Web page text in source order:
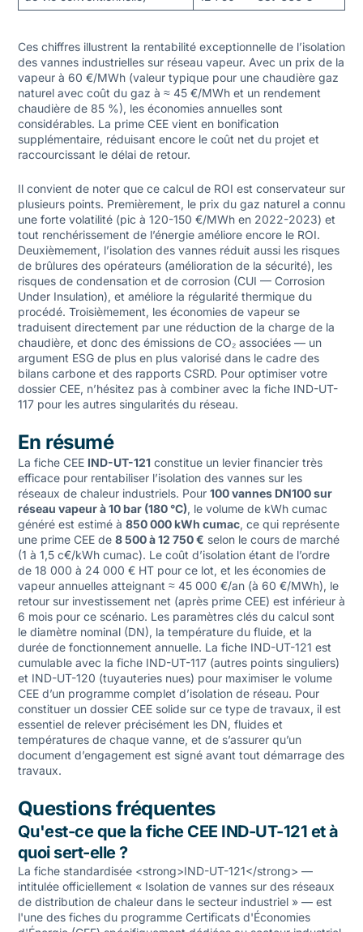
Ces chiffres illustrent la rentabilité exceptionnelle de l’isolation
des vannes industrielles sur réseau vapeur. Avec un prix de la
vapeur à 60 €/MWh (valeur typique pour une chaudière gaz
naturel avec coût du gaz à ≈ 45 €/MWh et un rendement
chaudière de 85 %), les économies annuelles sont
considérables. La prime CEE vient en bonification
supplémentaire, réduisant encore le coût net du projet et
raccourcissant le délai de retour.
Il convient de noter que ce calcul de ROI est conservateur sur
plusieurs points. Premièrement, le prix du gaz naturel a connu
une forte volatilité (pic à 120-150 €/MWh en 2022-2023) et
tout renchérissement de l’énergie améliore encore le ROI.
Deuxièmement, l’isolation des vannes réduit aussi les risques
de brûlures des opérateurs (amélioration de la sécurité), les
risques de condensation et de corrosion (CUI — Corrosion
Under Insulation), et améliore la régularité thermique du
procédé. Troisièmement, les économies de vapeur se
traduisent directement par une réduction de la charge de la
chaudière, et donc des émissions de CO₂ associées — un
argument ESG de plus en plus valorisé dans le cadre des
bilans carbone et des rapports CSRD. Pour optimiser votre
dossier CEE, n’hésitez pas à combiner avec la fiche IND-UT-
117pour les autres singularités du réseau.
En résumé
La fiche CEE IND-UT-121 constitue un levier financier très
efficace pour rentabiliser l’isolation des vannes sur les
réseaux de chaleur industriels. Pour 100 vannes DN100 sur
réseau vapeur à 10 bar (180 °C), le volume de kWh cumac
généré est estimé à 850 000 kWh cumac, ce qui représente
une prime CEE de 8 500 à 12 750 € selon le cours de marché
(1 à 1,5 c€/kWh cumac). Le coût d’isolation étant de l’ordre
de 18 000 à 24 000 € HT pour ce lot, et les économies de
vapeur annuelles atteignant ≈ 45 000 €/an (à 60 €/MWh), le
retour sur investissement net (après prime CEE) est inférieur à
6 mois pour ce scénario. Les paramètres clés du calcul sont
le diamètre nominal (DN), la température du fluide, et la
durée de fonctionnement annuelle. La fiche IND-UT-121 est
cumulable avec la fiche IND-UT-117(autres points singuliers)
et IND-UT-120 (tuyauteries nues) pour maximiser le volume
CEE d’un programme complet d’isolation de réseau. Pour
constituer un dossier CEE solide sur ce type de travaux, il est
essentiel de relever précisément les DN, fluides et
températures de chaque vanne, et de s’assurer qu’un
document d’engagement est signé avant tout démarrage des
travaux.
Questions fréquentes
Qu'est-ce que la fiche CEE IND-UT-121 et à
quoi sert-elle ?
La fiche standardisée <strong>IND-UT-121</strong> —
intitulée officiellement « Isolation de vannes sur des réseaux
de distribution de chaleur dans le secteur industriel » — est
l'une des fiches du programme Certificats d'Économies